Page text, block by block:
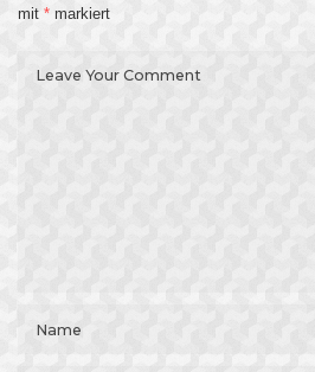
mit * markiert